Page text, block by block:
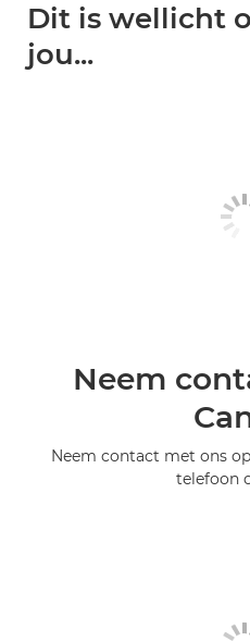
Dit is wellicht
jou...
Neem
Neem contact met ons
telefoon